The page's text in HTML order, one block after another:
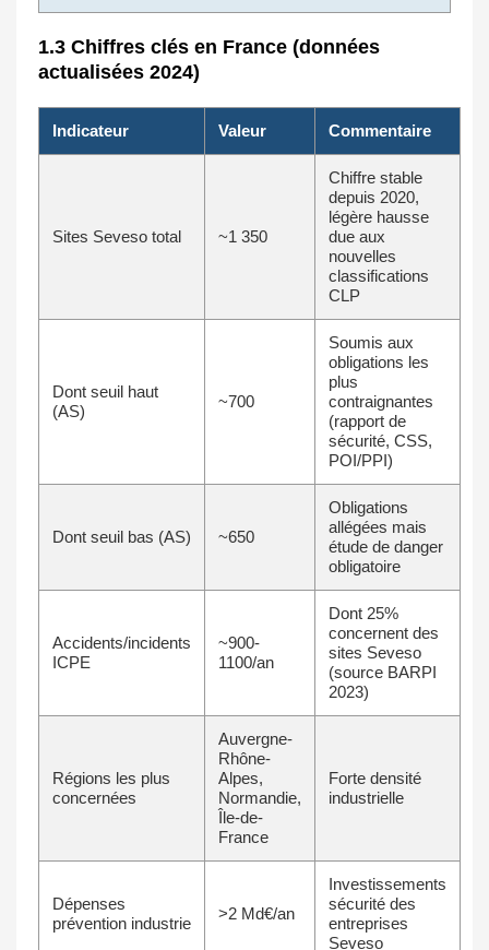
1.3 Chiffres clés en France (données
actualisées 2024)
Indicateur Valeur Commentaire
Sites Seveso total ~1 350
Chiffre stable
depuis 2020,
légère hausse
due aux
nouvelles
classifications
CLP
Dont seuil haut
(AS)
~700
Soumis aux
obligations les
plus
contraignantes
(rapport de
sécurité, CSS,
POI/PPI)
Dont seuil bas (AS) ~650
Obligations
allégées mais
étude de danger
obligatoire
Accidents/incidents
ICPE
~900-
1100/an
Dont 25%
concernent des
sites Seveso
(source BARPI
2023)
Régions les plus
concernées
Auvergne-
Rhône-
Alpes,
Normandie,
Île-de-
France
Forte densité
industrielle
Dépenses
prévention industrie
>2 Md€/an
Investissements
sécurité des
entreprises
Seveso